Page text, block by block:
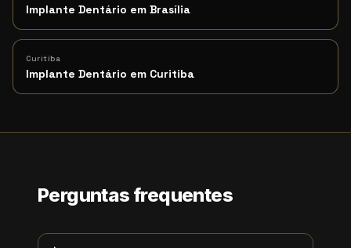
Implante Dentário em Brasília
Curitiba
Implante Dentário em Curitiba
Perguntas frequentes